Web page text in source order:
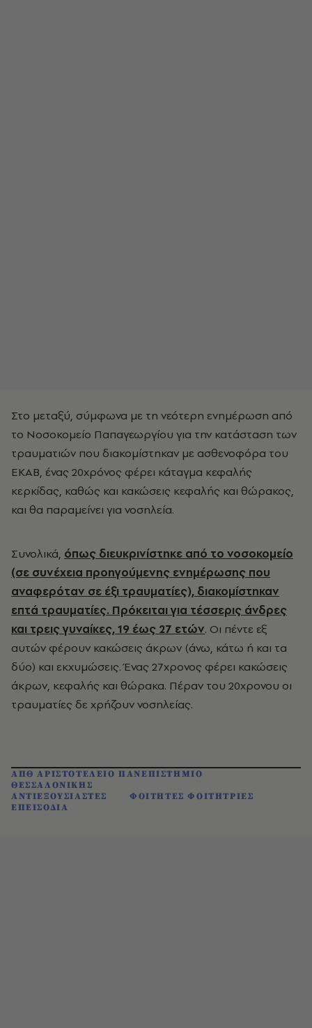
Στο μεταξύ, σύμφωνα με τη νεότερη ενημέρωση από
το Νοσοκομείο Παπαγεωργίου για την κατάσταση των
τραυματιών που διακομίστηκαν με ασθενοφόρα του
ΕΚΑΒ, ένας 20χρόνος φέρει κάταγμα κεφαλής
κερκίδας, καθώς και κακώσεις κεφαλής και θώρακος,
και θα παραμείνει για νοσηλεία.
Συνολικά, όπως διευκρινίστηκε από το νοσοκομείο
(σε συνέχεια προηγούμενης ενημέρωσης που
αναφερόταν σε έξι τραυματίες), διακομίστηκαν
επτά τραυματίες. Πρόκειται για τέσσερις άνδρες
και τρεις γυναίκες, 19 έως 27 ετών. Οι πέντε εξ
αυτών φέρουν κακώσεις άκρων (άνω, κάτω ή και τα
δύο) και εκχυμώσεις. Ένας 27χρονος φέρει κακώσεις
άκρων, κεφαλής και θώρακα. Πέραν του 20χρονου οι
τραυματίες δε χρήζουν νοσηλείας.
ΑΠΘ ΑΡΙΣΤΟΤΕΛΕΙΟ ΠΑΝΕΠΙΣΤΗΜΙΟ
ΘΕΣΣΑΛΟΝΙΚΗΣ
ΑΝΤΙΕΞΟΥΣΙΑΣΤΕΣ
ΦΟΙΤΗΤΕΣ ΦΟΙΤΗΤΡΙΕΣ
ΕΠΕΙΣΟΔΙΑ